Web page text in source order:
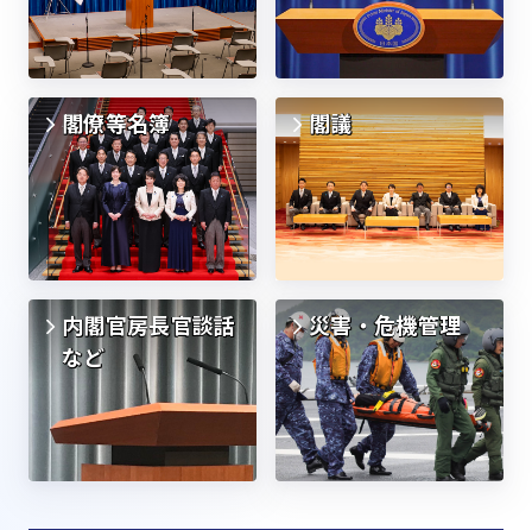
閣僚等名簿 閣議
内閣官房長官談話
など
災害・危機管理